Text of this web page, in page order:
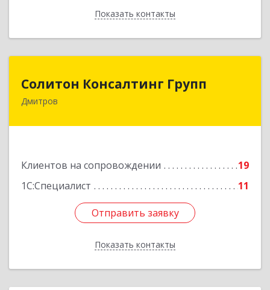
Показать контакты
Назад
Солитон Консалтинг Групп
Дмитров
Клиентов на сопровождении
19
1С:Специалист
11
Отправить заявку
Показать контакты
141804, Московская обл, г.о. Дмитровский,
Отправить заявку
Назад